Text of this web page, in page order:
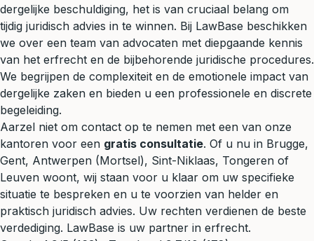
dergelijke beschuldiging, het is van cruciaal belang om
tijdig juridisch advies in te winnen. Bij LawBase beschikken
we over een team van advocaten met diepgaande kennis
van het erfrecht en de bijbehorende juridische procedures.
We begrijpen de complexiteit en de emotionele impact van
dergelijke zaken en bieden u een professionele en discrete
begeleiding.
Aarzel niet om contact op te nemen met een van onze
kantoren voor een gratis consultatie. Of u nu in Brugge,
Gent, Antwerpen (Mortsel), Sint-Niklaas, Tongeren of
Leuven woont, wij staan voor u klaar om uw specifieke
situatie te bespreken en u te voorzien van helder en
praktisch juridisch advies. Uw rechten verdienen de beste
verdediging. LawBase is uw partner in erfrecht.